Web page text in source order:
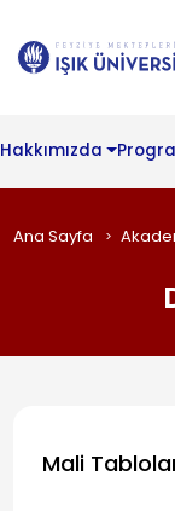
Hakkımızda
Ana Sayfa
Mali